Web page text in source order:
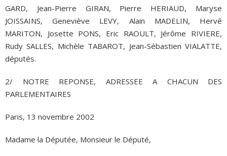
GARD, Jean-Pierre GIRAN, Pierre HERIAUD, Maryse
JOISSAINS, Geneviève LEVY, Alain MADELIN, Hervé
MARITON, Josette PONS, Eric RAOULT, Jérôme RIVIERE,
Rudy SALLES, Michèle TABAROT, Jean-Sébastien VIALATTE,
députés.
2/ NOTRE REPONSE, ADRESSEE A CHACUN DES
PARLEMENTAIRES
Paris, 13 novembre 2002
Madame la Députée, Monsieur le Député,